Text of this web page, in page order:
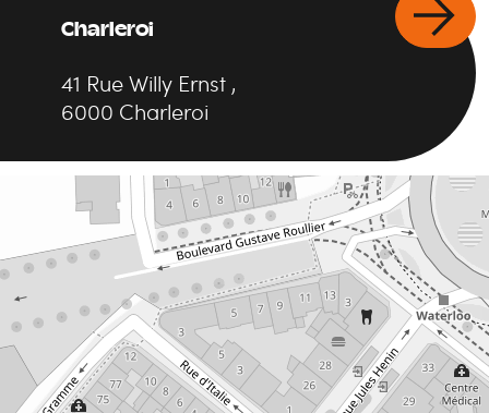
Charleroi
41 Rue Willy Ernst ,
6000 Charleroi